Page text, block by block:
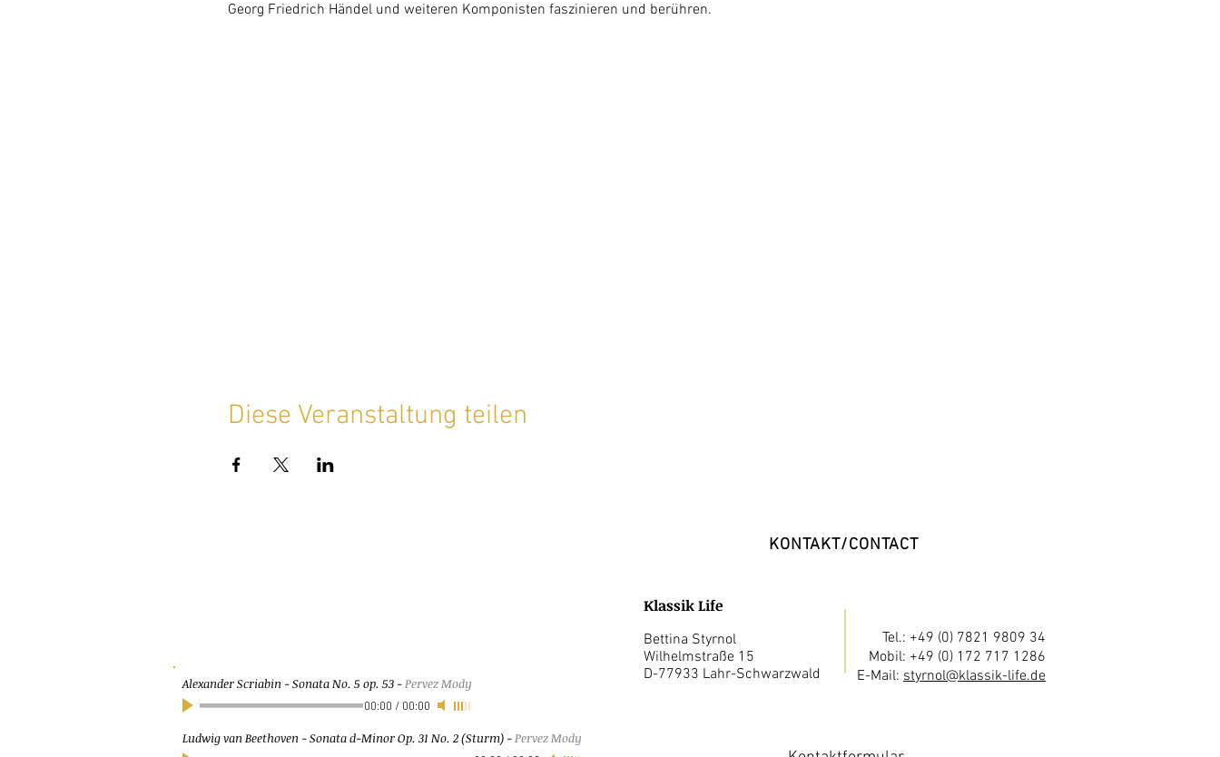
Georg Friedrich Händel und weiteren Komponisten faszinieren und berühren.
Diese Veranstaltung teilen
Ludwig van Beethoven - Sonata d-Minor Op. 31 No. 2 (Sturm) -Pervez Mody
Alexander Scriabin - Sonata No. 5 op. 53 -Pervez Mody
00:00 / 00:00
KONTAKT/CONTACT
Klassik Life
Bettina Styrnol
Wilhelmstraße 15
D-77933 Lahr-Schwarzwald
Tel.: +49 (0) 7821 9809 34
Mobil: +49 (0) 172 717 1286
E-Mail: styrnol@klassik-life.de